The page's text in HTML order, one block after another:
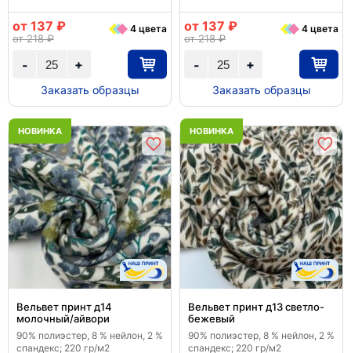
+
-
от 137 ₽
от 218 ₽
4 цвета
Заказать образцы
+
-
от 137 ₽
от 218 ₽
4 цвета
Заказать образцы
НОВИНКА
Вельвет принт д14
молочный/айвори
90% полиэстер, 8 % нейлон, 2 %
спандекс; 220 гр/м2
НОВИНКА
Вельвет принт д13 светло-
бежевый
90% полиэстер, 8 % нейлон, 2 %
спандекс; 220 гр/м2